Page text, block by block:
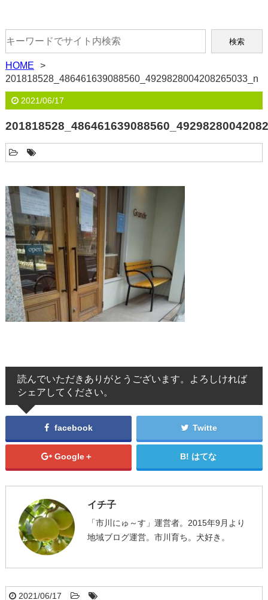
HOME
201818528_486461639088560_4929828004208265033_n
2021/06/17
読んでいただきありがとうございます。よろしければ
シェアしてください。
facebook Twitte
Google＋ はてな
イチ子
「市川にゅ～す」運営者。2015年9月より
地域ブログ運営。市川育ち。犬好き。
2021/06/17